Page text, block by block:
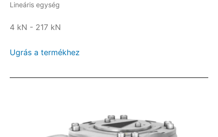
Lineáris egység
4 kN - 217 kN
Ugrás a termékhez